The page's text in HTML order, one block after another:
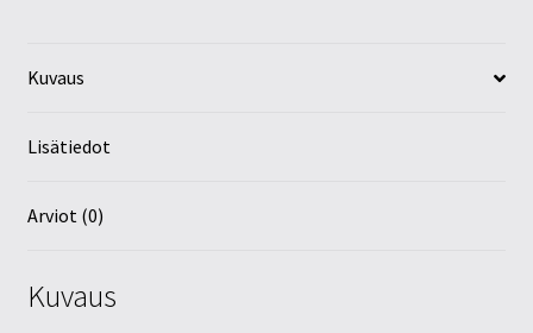
Kuvaus
Lisätiedot
Arviot (0)
Kuvaus